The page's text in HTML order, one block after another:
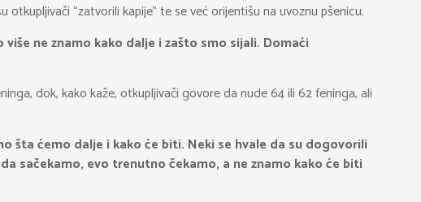
“zatvorili kapije” te se već orijentišu na uvoznu pšenicu.
ne znamo kako dalje i zašto smo sijali. Domaći
dok, kako kaže, otkupljivači govore da nude 64 ili 62 feninga, ali
šta ćemo dalje i kako će biti. Neki se hvale da su dogovorili
sačekamo, evo trenutno čekamo, a ne znamo kako će biti